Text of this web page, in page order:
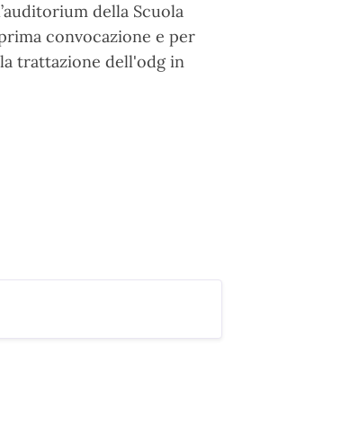
della Scuola
convocazione e per
trattazione dell'odg in